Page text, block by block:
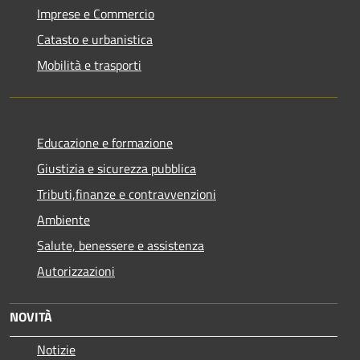
Imprese e Commercio
Catasto e urbanistica
Mobilità e trasporti
Educazione e formazione
Giustizia e sicurezza pubblica
Tributi,finanze e contravvenzioni
Ambiente
Salute, benessere e assistenza
Autorizzazioni
NOVITÀ
Notizie